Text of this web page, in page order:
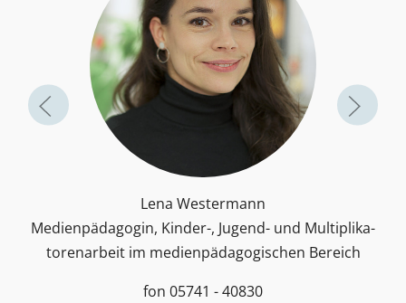
Lena Westermann
Medienpädagogin, Kinder-, Jugend- und Multiplika­
toren­arbeit im medienpädagogischen Bereich
fon 05741 - 40830